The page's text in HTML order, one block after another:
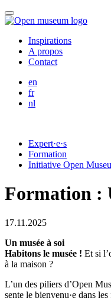
Skip
toMenu
Inspirations
A propos
Contact
en
frFrançais
nl
Expert·e·s
Formation
Initiative Open
Formation :
17.11.2025
Un musée à soi
Habitons le musée ! Et si
à la maison ?
L’un des piliers d’Open
sente le bienvenu·e dans